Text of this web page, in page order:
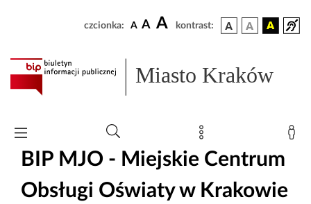
czcionka: A A A kontrast:
Miasto Kraków
BIP MJO - Miejskie Centrum
Obsługi Oświaty w Krakowie